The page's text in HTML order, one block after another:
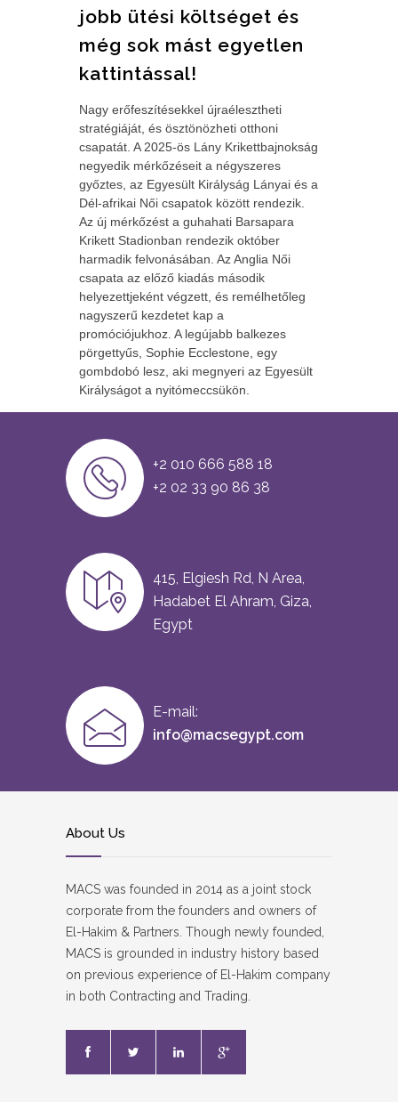
jobb ütési költséget és
még sok mást egyetlen
kattintással!
Nagy erőfeszítésekkel újraélesztheti
stratégiáját, és ösztönözheti otthoni
csapatát. A 2025-ös Lány Krikettbajnokság
negyedik mérkőzéseit a négyszeres
győztes, az Egyesült Királyság Lányai és a
Dél-afrikai Női csapatok között rendezik.
Az új mérkőzést a guhahati Barsapara
Krikett Stadionban rendezik október
harmadik felvonásában. Az Anglia Női
csapata az előző kiadás második
helyezettjeként végzett, és remélhetőleg
nagyszerű kezdetet kap a
promóciójukhoz. A legújabb balkezes
pörgettyűs, Sophie Ecclestone, egy
gombdobó lesz, aki megnyeri az Egyesült
Királyságot a nyitómeccsükön.
+2 010 666 588 18
+2 02 33 90 86 38
415, Elgiesh Rd, N Area,
Hadabet El Ahram, Giza,
Egypt
E-mail:
info@macsegypt.com
About Us
MACS was founded in 2014 as a joint stock
corporate from the founders and owners of
El-Hakim & Partners. Though newly founded,
MACS is grounded in industry history based
on previous experience of El-Hakim company
in both Contracting and Trading.